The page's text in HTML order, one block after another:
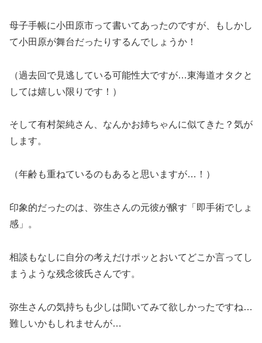
母子手帳に小田原市って書いてあったのですが、もしかし
て小田原が舞台だったりするんでしょうか！
（過去回で見逃している可能性大ですが…東海道オタクと
しては嬉しい限りです！）
そして有村架純さん、なんかお姉ちゃんに似てきた？気が
します。
（年齢も重ねているのもあると思いますが…！）
印象的だったのは、弥生さんの元彼が醸す「即手術でしょ
感」。
相談もなしに自分の考えだけポッとおいてどこか言ってし
まうような残念彼氏さんです。
弥生さんの気持ちも少しは聞いてみて欲しかったですね…
難しいかもしれませんが…